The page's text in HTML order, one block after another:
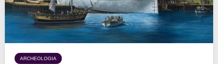
ARCHEOLOGIA